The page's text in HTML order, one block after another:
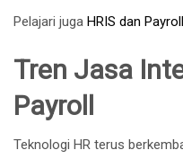
Pelajari juga HRIS dan
Tren Jasa
Payroll
Teknologi HR terus